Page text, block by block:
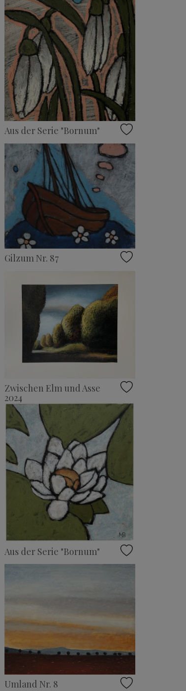
Aus der Serie "Bornum"
Gilzum Nr. 87
Zwischen Elm und Asse
2024
Aus der Serie "Bornum"
Umland Nr. 8